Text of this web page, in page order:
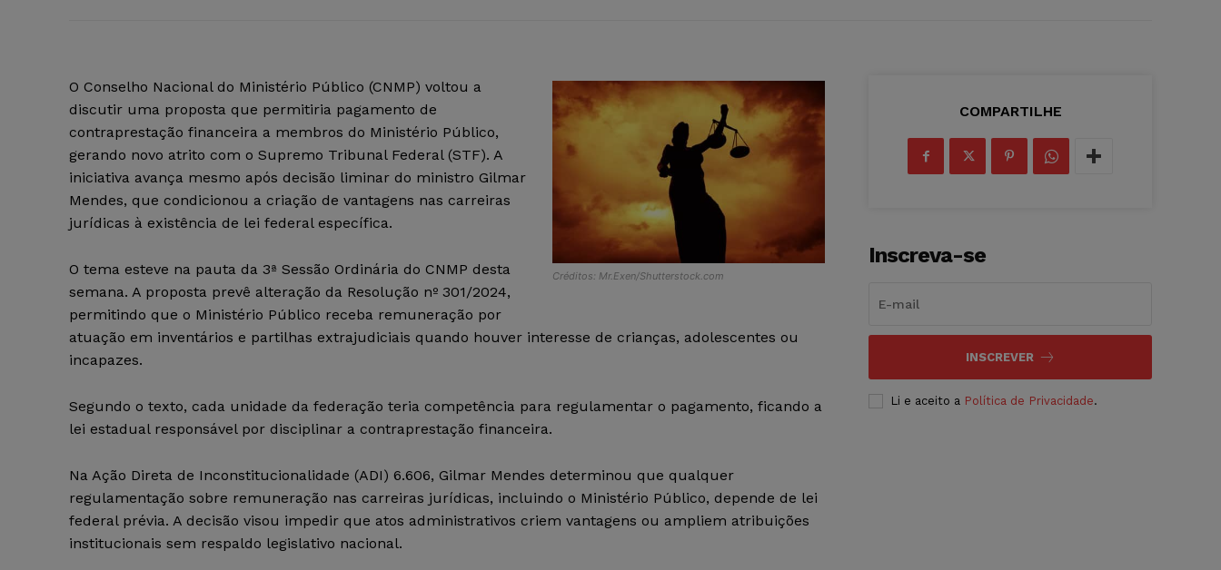
Créditos: Mr.Exen/Shutterstock.com
O Conselho Nacional do Ministério Público (CNMP) voltou a
discutir uma proposta que permitiria pagamento de
contraprestação financeira a membros do Ministério Público,
gerando novo atrito com o Supremo Tribunal Federal (STF). A
iniciativa avança mesmo após decisão liminar do ministro Gilmar
Mendes, que condicionou a criação de vantagens nas carreiras
jurídicas à existência de lei federal específica.
O tema esteve na pauta da 3ª Sessão Ordinária do CNMP desta
semana. A proposta prevê alteração da Resolução nº 301/2024,
permitindo que o Ministério Público receba remuneração por
atuação em inventários e partilhas extrajudiciais quando houver interesse de crianças, adolescentes ou
incapazes.
Segundo o texto, cada unidade da federação teria competência para regulamentar o pagamento, ficando a
lei estadual responsável por disciplinar a contraprestação financeira.
Na Ação Direta de Inconstitucionalidade (ADI) 6.606, Gilmar Mendes determinou que qualquer
regulamentação sobre remuneração nas carreiras jurídicas, incluindo o Ministério Público, depende de lei
federal prévia. A decisão visou impedir que atos administrativos criem vantagens ou ampliem atribuições
institucionais sem respaldo legislativo nacional.
COMPARTILHE
Inscreva-se
INSCREVER
Li e aceito a Política de Privacidade.